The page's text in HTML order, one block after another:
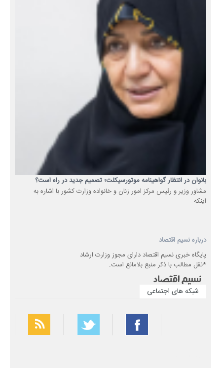
بانوان در انتظار گواهینامه موتورسیکلت؛ تصمیم جدید در راه است؟
مشاور وزیر و رئیس مرکز امور زنان و خانواده وزارت کشور با اشاره به
اینکه...
درباره نسیم اقتصاد
پایگاه خبری نسیم اقتصاد دارای مجوز وزارت ارشاد
*نقل مطالب با ذکر منبع بلامانع است.
شبکه های اجتماعی